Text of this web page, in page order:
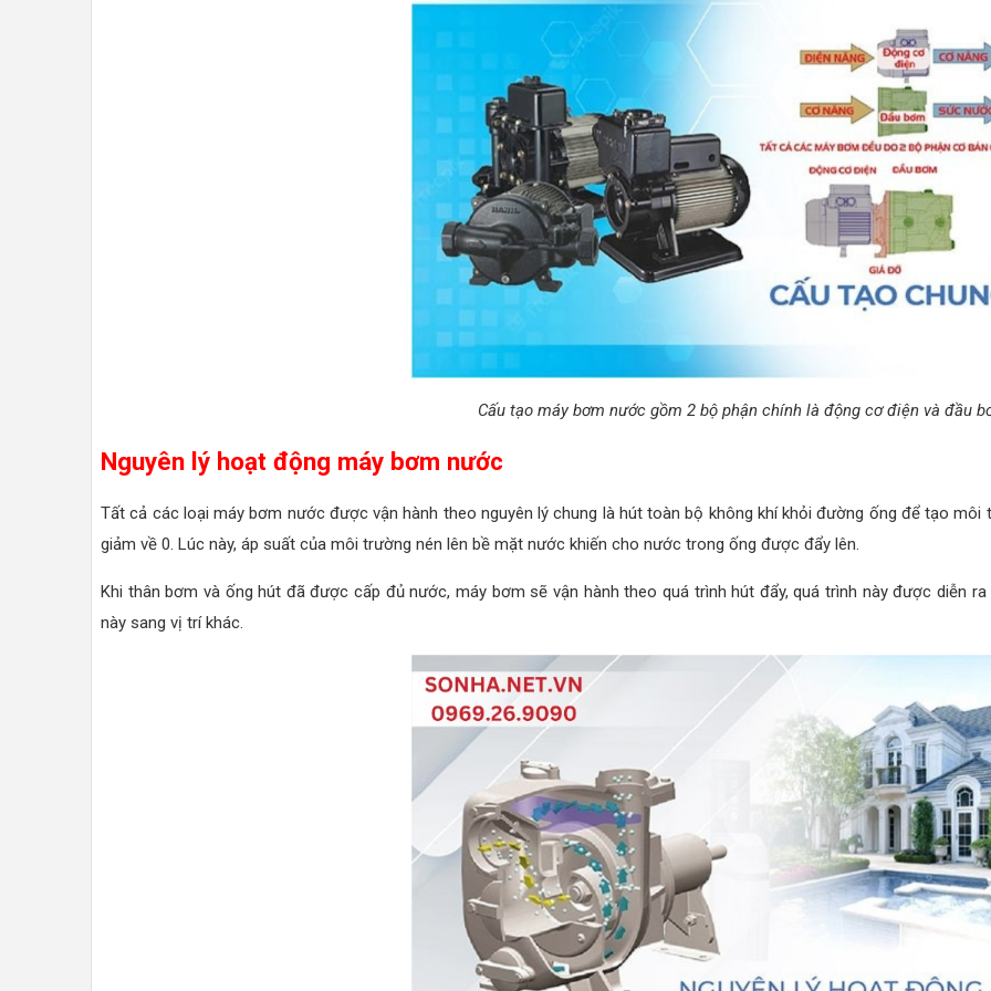
Cấu tạo máy bơm nước gồm 2 bộ phận chính là động cơ điện và đầu
Nguyên lý hoạt động máy bơm nước
Tất cả các loại máy bơm nước được vận hành theo nguyên lý chung là hút toàn bộ không khí khỏi đường ống để tạo
giảm về 0. Lúc này, áp suất của môi trường nén lên bề mặt nước khiến cho nước trong ống được đẩy lên.
Khi thân bơm và ống hút đã được cấp đủ nước, máy bơm sẽ vận hành theo quá trình hút đẩy, quá trình này được diễn
này sang vị trí khác.